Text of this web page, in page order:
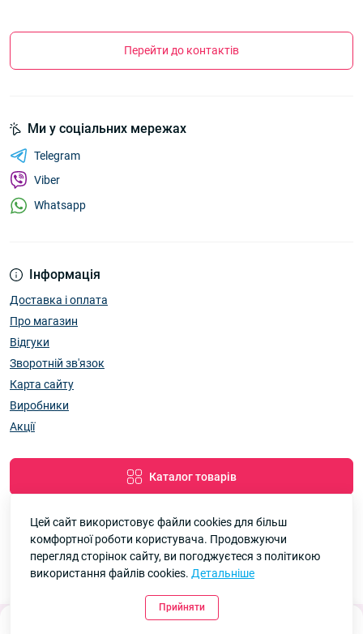
Перейти до контактів
Інформація
Доставка і оплата
Про магазин
Відгуки
Зворотній зв'язок
Карта сайту
Виробники
Акції
Каталог товарів
Ми у соціальних мережах
Telegram
Viber
Whatsapp
7км Одеса — Одяг і аксесуари оптом © 2026
Рейтинг
Цей сайт використовує файли cookies для більш
комфортної роботи користувача. Продовжуючи
перегляд сторінок сайту, ви погоджуєтеся з політикою
використання файлів cookies. Детальніше
Прийняти